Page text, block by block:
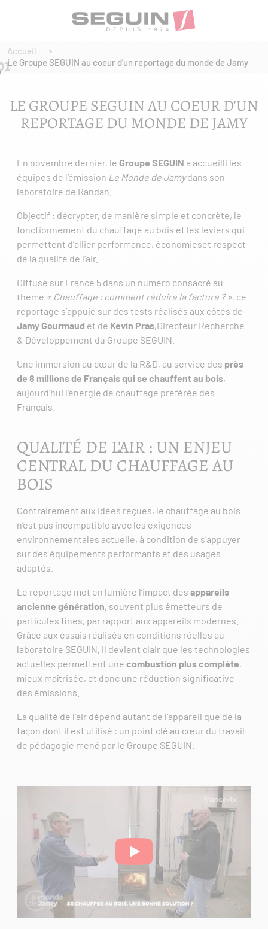
Accueil
Le Groupe SEGUIN au coeur d’un reportage du monde de Jamy
LE GROUPE SEGUIN AU COEUR D’UN
REPORTAGE DU MONDE DE JAMY
En novembre dernier, le Groupe SEGUIN a accueilli les
équipes de l’émission Le Monde de Jamydans son
laboratoire de Randan.
Objectif : décrypter, de manière simple et concrète, le
fonctionnement du chauffage au bois et les leviers qui
permettent d’allier performance, économieset respect
de la qualité de l’air.
Diffusé sur France 5 dans un numéro consacré au
thème « Chauffage : comment réduire la facture ? », ce
reportage s’appuie sur des tests réalisés aux côtés de
Jamy Gourmaud et de Kevin Pras,Directeur Recherche
& Développement du Groupe SEGUIN.
Une immersion au cœur de la R&D, au service des près
de 8 millions de Français qui se chauffent au bois,
aujourd’hui l’énergie de chauffage préférée des
Français.
QUALITÉ DE L’AIR : UN ENJEU
CENTRAL DU CHAUFFAGE AU
BOIS
Contrairement aux idées reçues, le chauffage au bois
n’est pas incompatible avec les exigences
environnementales actuelle, à condition de s’appuyer
sur des équipements performants et des usages
adaptés.
Le reportage met en lumière l’impact des appareils
ancienne génération, souvent plus émetteurs de
particules fines, par rapport aux appareils modernes.
Grâce aux essais réalisés en conditions réelles au
laboratoire SEGUIN, il devient clair que les technologies
actuelles permettent une combustion plus complète,
mieux maîtrisée, et donc une réduction significative
des émissions.
La qualité de l’air dépend autant de l’appareil que de la
façon dont il est utilisé : un point clé au cœur du travail
de pédagogie mené par le Groupe SEGUIN.